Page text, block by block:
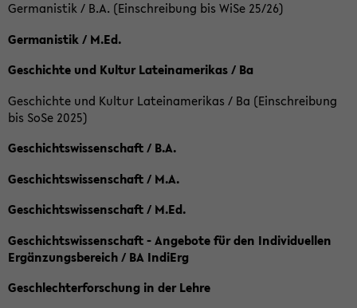
Germanistik / B.A. (Einschreibung bis WiSe 25/26)
Germanistik / M.Ed.
Geschichte und Kultur Lateinamerikas / Ba
Geschichte und Kultur Lateinamerikas / Ba (Einschreibung
bis SoSe 2025)
Geschichtswissenschaft / B.A.
Geschichtswissenschaft / M.A.
Geschichtswissenschaft / M.Ed.
Geschichtswissenschaft - Angebote für den Individuellen
Ergänzungsbereich / BA IndiErg
Geschlechterforschung in der Lehre